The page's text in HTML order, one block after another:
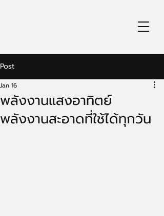
Post
พลังงานแสงอาทิตย์
พลังงานสะอาดที่ใช้ได้ทุกวัน
Jan 16